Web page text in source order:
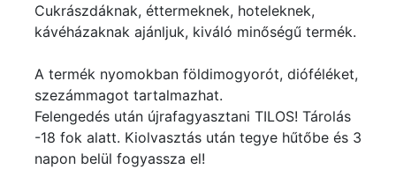
Cukrászdáknak, éttermeknek, hoteleknek,
kávéházaknak ajánljuk, kiváló minőségű termék.
A termék nyomokban földimogyorót, dióféléket,
szezámmagot tartalmazhat.
Felengedés után újrafagyasztani TILOS! Tárolás
-18 fok alatt. Kiolvasztás után tegye hűtőbe és 3
napon belül fogyassza el!